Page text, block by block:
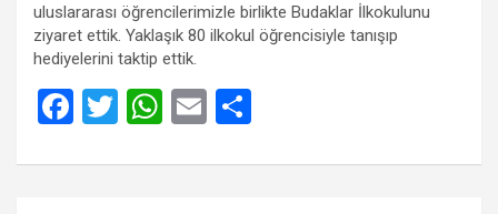
uluslararası öğrencilerimizle birlikte Budaklar İlkokulunu
ziyaret ettik. Yaklaşık 80 ilkokul öğrencisiyle tanışıp
hediyelerini taktip ettik.
F
ce
T
tt
W
at
E
ail ar